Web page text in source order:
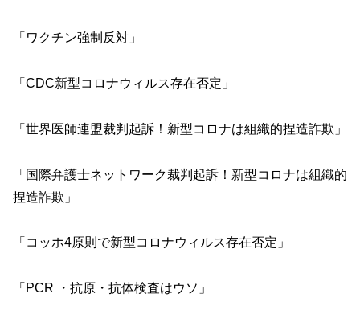
「ワクチン強制反対」
「CDC新型コロナウィルス存在否定」
「世界医師連盟裁判起訴！新型コロナは組織的捏造詐欺」
「国際弁護士ネットワーク裁判起訴！新型コロナは組織的
捏造詐欺」
「コッホ4原則で新型コロナウィルス存在否定」
「PCR ・抗原・抗体検査はウソ」